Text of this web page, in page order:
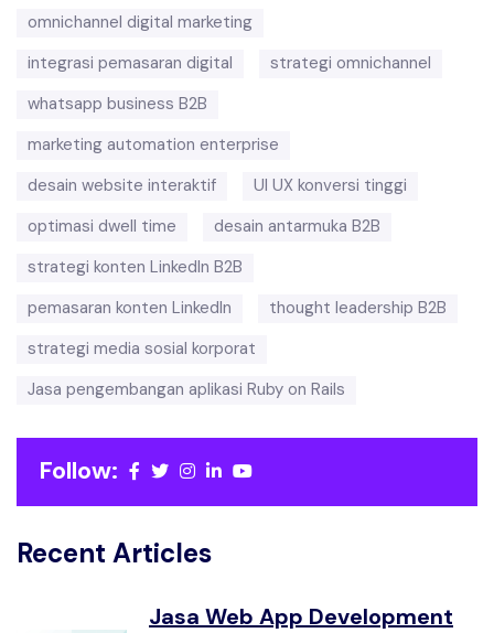
omnichannel digital marketing
integrasi pemasaran digital
strategi omnichannel
whatsapp business B2B
marketing automation enterprise
desain website interaktif
UI UX konversi tinggi
optimasi dwell time
desain antarmuka B2B
strategi konten LinkedIn B2B
pemasaran konten LinkedIn
thought leadership B2B
strategi media sosial korporat
Jasa pengembangan aplikasi Ruby on Rails
Follow:
Recent Articles
Jasa Web App Development